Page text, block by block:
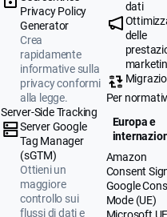
Privacy Policy
Generator
Crea
rapidamente
informative sulla
privacy conformi
alla legge.
Server-Side Tracking
Server Google
Tag Manager
(sGTM)
Ottieni un
maggiore
controllo sui
flussi di dati e
dati
delle
Per
Europa e
Amazon
Consent
Google
Mode (UE)